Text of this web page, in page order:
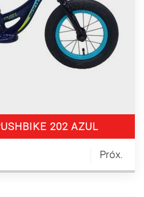
202 AZUL
Próx.